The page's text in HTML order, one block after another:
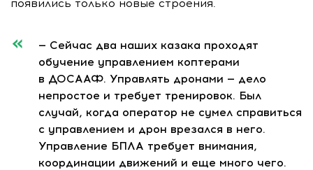
появились только новые строения.
— Сейчас два наших казака проходят
обучение управлением коптерами
в ДОСААФ. Управлять дронами — дело
непростое и требует тренировок. Был
случай, когда оператор не сумел справиться
с управлением и дрон врезался в него.
Управление БПЛА требует внимания,
координации движений и еще много чего.